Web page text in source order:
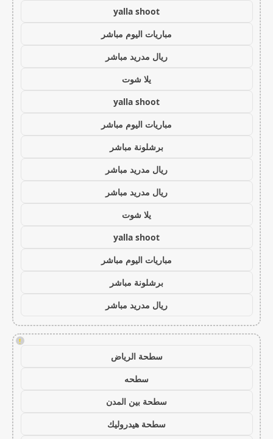
yalla shoot
مباريات اليوم مباشر
ريال مدريد مباشر
يلا شوت
yalla shoot
مباريات اليوم مباشر
برشلونة مباشر
ريال مدريد مباشر
ريال مدريد مباشر
يلا شوت
yalla shoot
مباريات اليوم مباشر
برشلونة مباشر
ريال مدريد مباشر
!
سطحة الرياض
سطحه
سطحة بين المدن
سطحة هيدروليك